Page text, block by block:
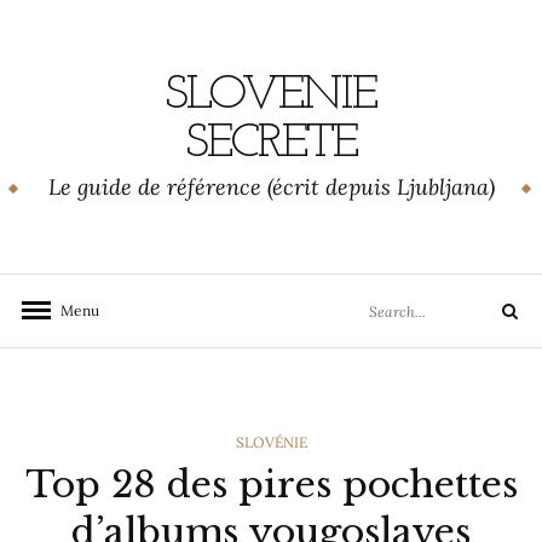
SLOVENIE
SECRETE
Le guide de référence (écrit depuis Ljubljana)
Menu
for:
Search
CATEGORIES
SLOVÉNIE
Top 28 des pires pochettes
d’albums yougoslaves